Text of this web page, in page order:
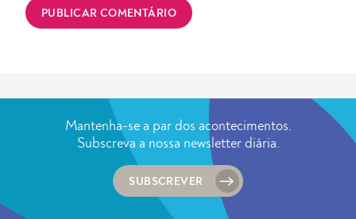
Mantenha-se a par dos acontecimentos.
Subscreva a nossa newsletter diária.
SUBSCREVER